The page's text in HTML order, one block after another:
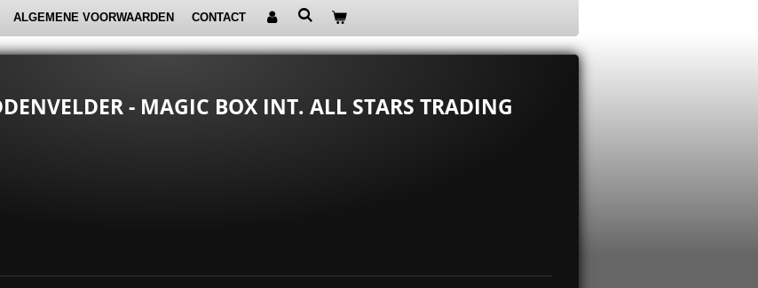
ALGEMENE VOORWAARDEN CONTACT
- MAGIC BOX INT. ALL STARS TRADING